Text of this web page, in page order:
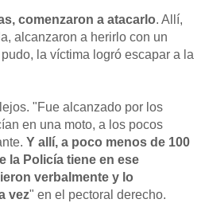
comenzaron a atacarlo. Allí,
alcanzaron a herirlo con un
la víctima logró escapar a la
"Fue alcanzado por los
en una moto, a los pocos
Y allí, a poco menos de 100
la Policía tiene en ese
verbalmente y lo
vez" en el pectoral derecho.